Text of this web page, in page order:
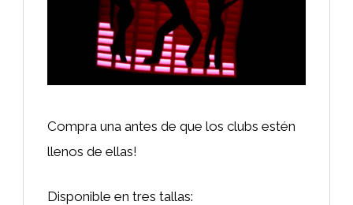
Compra una antes de que los clubs estén
llenos de ellas!
Disponible en tres tallas: